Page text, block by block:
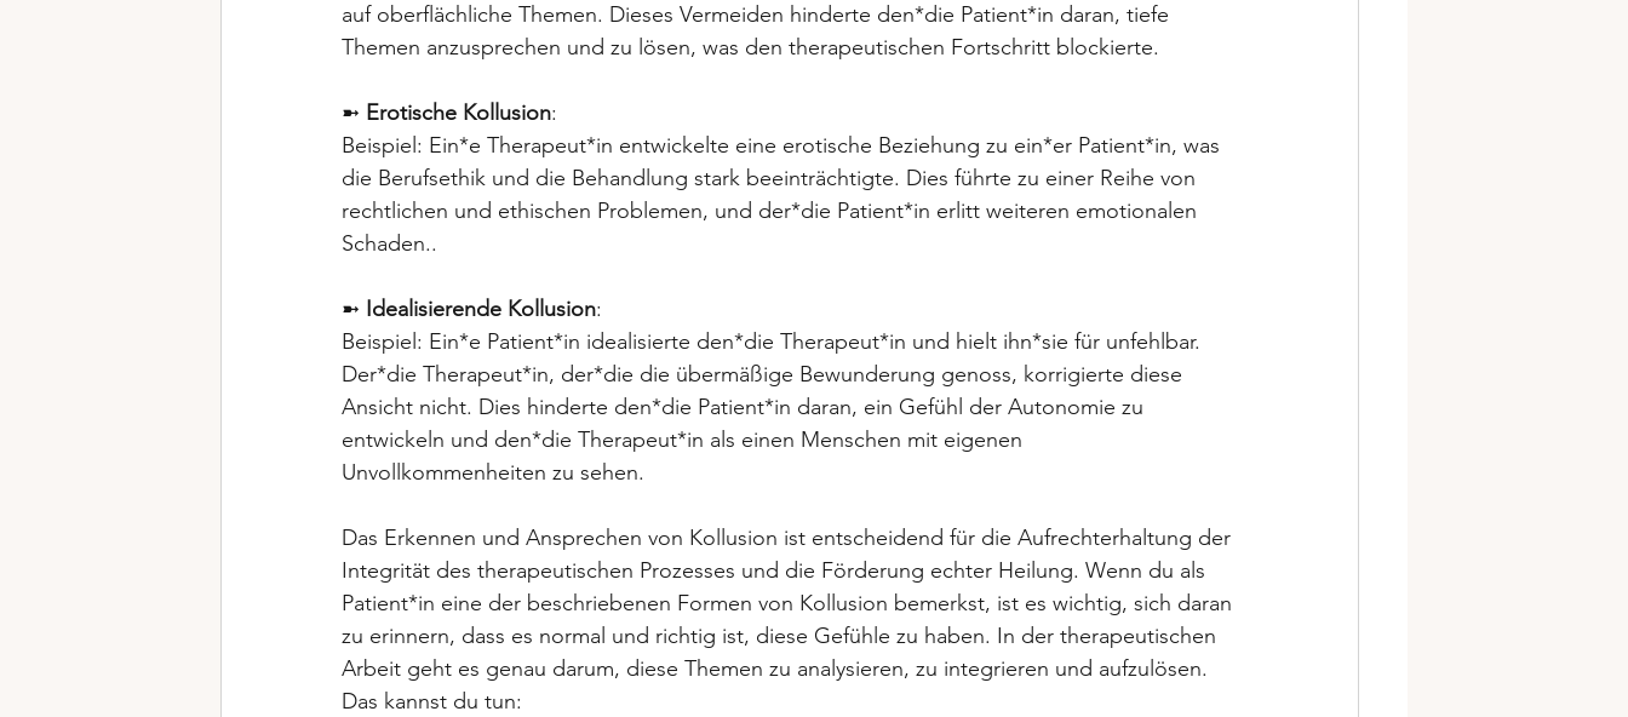
auf oberflächliche Themen. Dieses Vermeiden hinderte den*die Patient*in daran, tiefe
Themen anzusprechen und zu lösen, was den therapeutischen Fortschritt blockierte.
➼ Erotische Kollusion:
Beispiel: Ein*e Therapeut*in entwickelte eine erotische Beziehung zu ein*er Patient*in, was
die Berufsethik und die Behandlung stark beeinträchtigte. Dies führte zu einer Reihe von
rechtlichen und ethischen Problemen, und der*die Patient*in erlitt weiteren emotionalen
Schaden..
➼ Idealisierende Kollusion:
Beispiel: Ein*e Patient*in idealisierte den*die Therapeut*in und hielt ihn*sie für unfehlbar.
Der*die Therapeut*in, der*die die übermäßige Bewunderung genoss, korrigierte diese
Ansicht nicht. Dies hinderte den*die Patient*in daran, ein Gefühl der Autonomie zu
entwickeln und den*die Therapeut*in als einen Menschen mit eigenen
Unvollkommenheiten zu sehen.
Das Erkennen und Ansprechen von Kollusion ist entscheidend für die Aufrechterhaltung der
Integrität des therapeutischen Prozesses und die Förderung echter Heilung. Wenn du als
Patient*in eine der beschriebenen Formen von Kollusion bemerkst, ist es wichtig, sich daran
zu erinnern, dass es normal und richtig ist, diese Gefühle zu haben. In der therapeutischen
Arbeit geht es genau darum, diese Themen zu analysieren, zu integrieren und aufzulösen.
Das kannst du tun: